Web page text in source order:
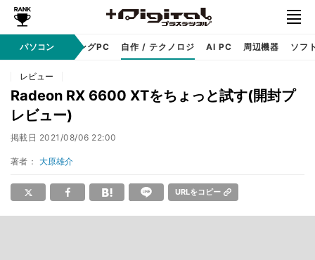
パソコン
PC本体 ゲーミングPC 自作 / テクノロジ AI PC 周辺機器 ソフ
レビュー
Radeon RX 6600 XTをちょっと試す(開封プ
レビュー)
掲載日 2021/08/06 22:00
著者： 大原雄介
URLをコピー